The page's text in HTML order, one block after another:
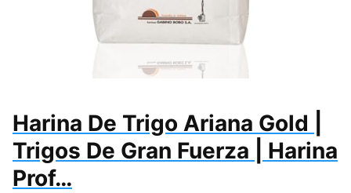
Harina De Trigo Ariana Gold |
Trigos De Gran Fuerza | Harina
Prof…